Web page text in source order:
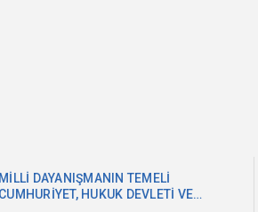
MİLLİ DAYANIŞMANIN TEMELİ
CUMHURİYET, HUKUK DEVLETİ VE